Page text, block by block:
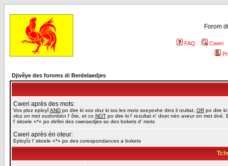
Forom
FAQ
Cweri
Djivêye des foroms di Berdelaedjes
Cweri après des mots:
Vos ploz eployîAND po dire ki vos vloz ki tos les mots soeyexhe dins li rzultat, OR po dire ki
vloz on mot oudonbén l' ôte, et co NOT po dire ki l' rezultat n' doet nén aveur on mot dné.
l' sitoele «*» po defini des cweraedjes so des bokets d' mots
Cweri après èn oteur:
Eployîz l' sitoele «*» po des corespondances a bokets